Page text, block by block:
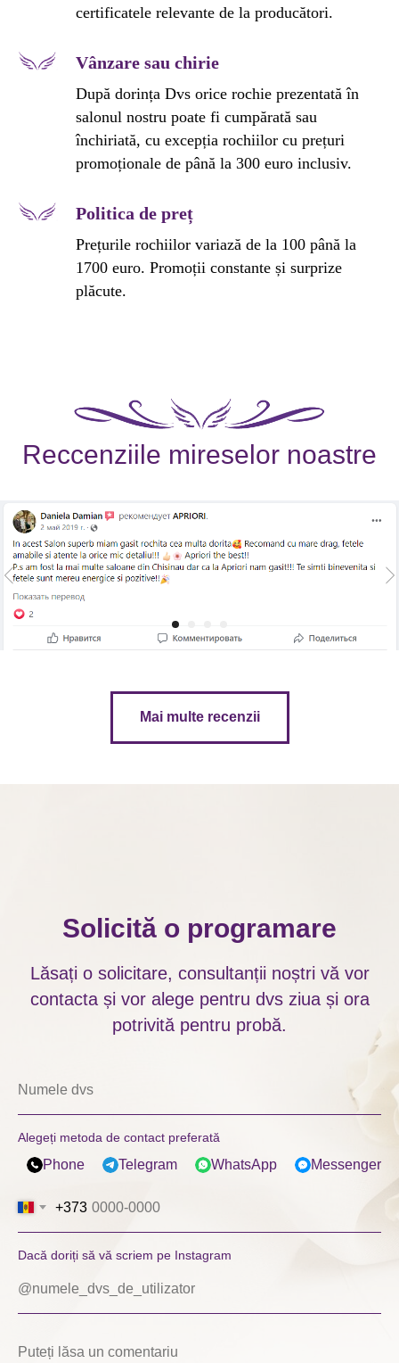
certificatele relevante de la producători.
Vânzare sau chirie
După dorința Dvs orice rochie prezentată în
salonul nostru poate fi cumpărată sau
închiriată, cu excepția rochiilor cu prețuri
promoționale de până la 300 euro inclusiv.
Politica de preț
Prețurile rochiilor variază de la 100 până la
1700 euro. Promoții constante și surprize
plăcute.
Reccenziile mireselor noastre
Mai multe recenzii
Solicită o programare
Lăsați o solicitare, consultanții noștri vă vor
contacta și vor alege pentru dvs ziua și ora
potrivită pentru probă.
Alegeți metoda de contact preferată
Phone Telegram WhatsApp Messenger
+373
Dacă doriți să vă scriem pe Instagram